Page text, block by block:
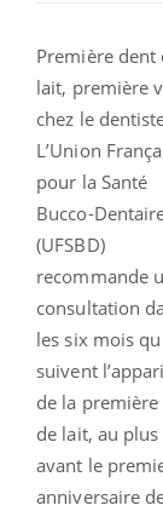
Première dent
lait, première
chez le
L’Union
pour la Santé
Bucco-
(UFSBD)
recommande
consultation
les six mois
suivent
de la
de lait, au
avant le
anniversaire